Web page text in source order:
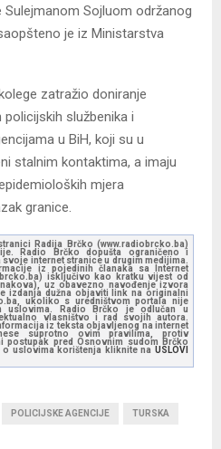
Sojluom održanog
je iz Ministarstva
zatražio doniranje
službenika i
u BiH, koji su u
stalnim kontaktima, a imaju
mjera
granice.
Radija Brčko (www.radiobrcko.ba)
Radio Brčko dopušta ograničeno i
internet stranice u drugim medijima.
iz pojedinih članaka sa Internet
isključivo kao kratku vijest od
uz obavezno navođenje izvora
izdanja dužna objaviti link na originalni
ukoliko s uredništvom portala nije
uslovima. Radio Brčko je odlučan u
vlasništvo i rad svojih autora.
iz teksta objavljenog na internet
suprotno ovim pravilima, protiv
postupak pred Osnovnim sudom Brčko
uslovima korištenja kliknite na USLOVI
POLICIJSKE AGENCIJE TURSKA